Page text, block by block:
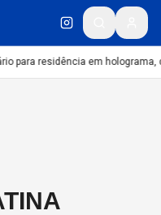
para residência em holograma,